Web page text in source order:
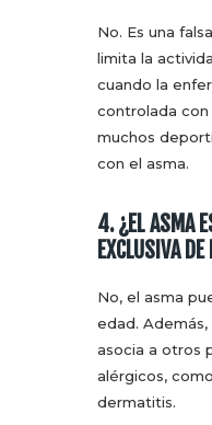
No. Es una
limita la
cuando la
controlada con
muchos
con el asma.
4. ¿EL ASMA
EXCLUSIVA
No, el asma
edad.
asocia a otros
alérgicos,
dermatitis.